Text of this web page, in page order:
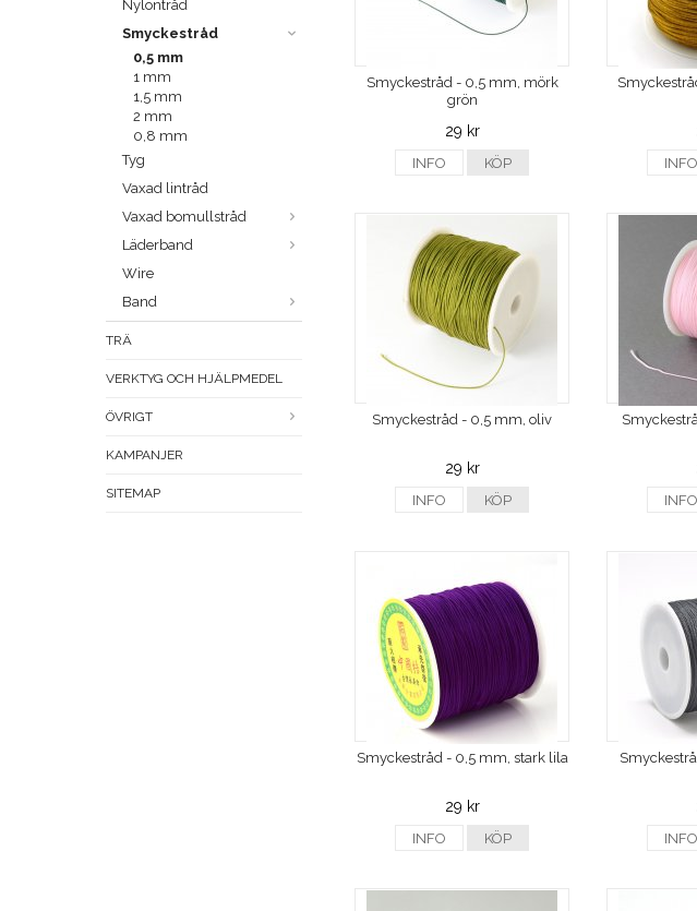
Nylontråd
Smyckestråd
0,5 mm
1 mm
1,5 mm
2 mm
0,8 mm
Tyg
Vaxad lintråd
Vaxad bomullstråd
Läderband
Wire
Band
TRÄ
VERKTYG OCH HJÄLPMEDEL
ÖVRIGT
KAMPANJER
SITEMAP
Smyckestråd - 0,5 mm, mörk
grön
29 kr
INFO KÖP INFO
Smyckestråd - 0,5 mm, oliv
29 kr
INFO KÖP INFO
Smyckestråd - 0,5 mm, stark lila
29 kr
INFO KÖP INFO